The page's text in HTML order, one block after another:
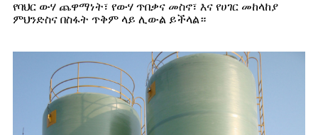
የባህር ውሃ ጨዋማነት፣ የውሃ ጥበቃና መስኖ፣ እና የሀገር መከላከያ
ምህንድስና በስፋት ጥቅም ላይ ሊውል ይችላል።